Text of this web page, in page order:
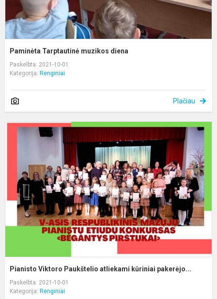
Paminėta Tarptautinė muzikos diena
Paskelbta: 2021-10-01
Kategorija: Renginiai
Plačiau
Pianisto Viktoro Paukštelio atliekami kūriniai pakerėjo...
Paskelbta: 2021-10-01
Kategorija: Renginiai